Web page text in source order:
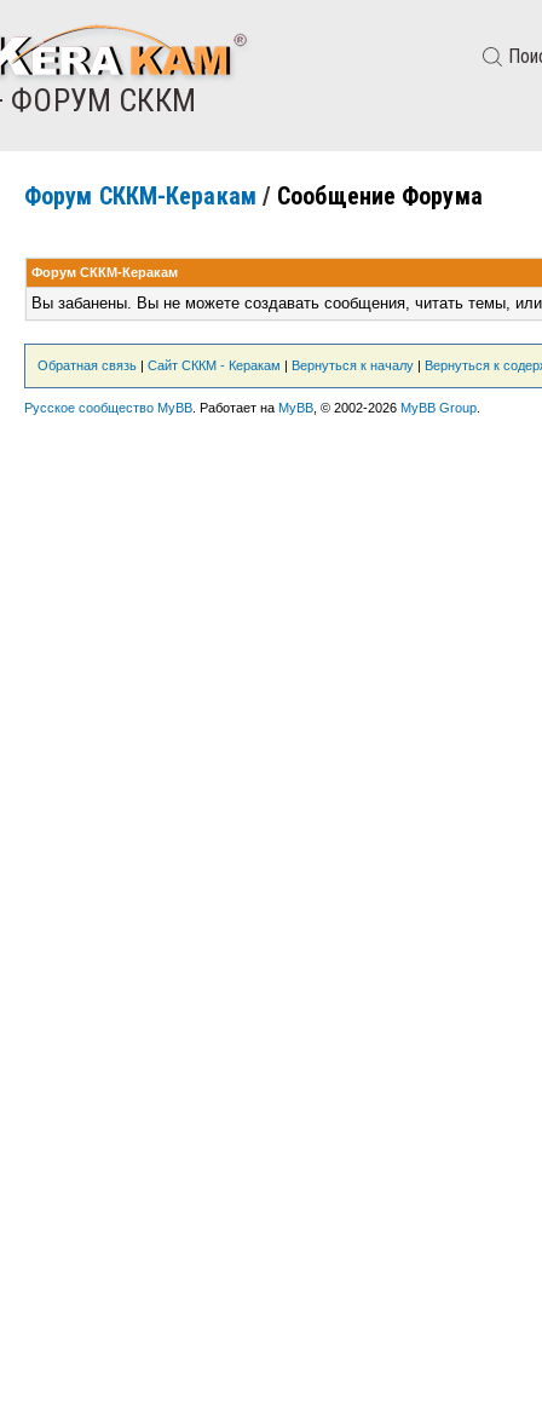
ФОРУМ СККМ
Форум СККМ-Керакам / Сообщение Форума
Форум СККМ-Керакам
Вы забанены. Вы не можете создавать сообщения, читать темы,
Обратная связь | Сайт СККМ - Керакам | Вернуться к началу | Вернуться к
Русское сообщество MyBB . Работает на MyBB , © 2002-2026 MyBB Group